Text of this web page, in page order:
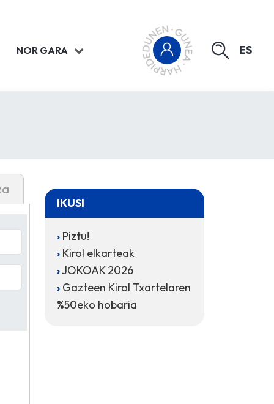
NOR GARA ES
IKUSI
Piztu!
Kirol elkarteak
JOKOAK 2026
Gazteen Kirol Txartelaren
%50eko hobaria